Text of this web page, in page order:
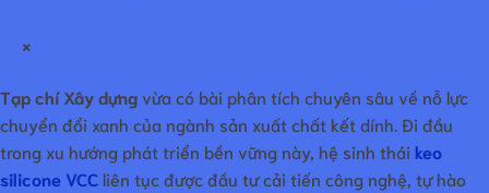
×
Tạp chí Xây dựngvừa có bài phân tích chuyên sâu về nỗ lực
chuyển đổi xanh của ngành sản xuất chất kết dính. Đi đầu
trong xu hướng phát triển bền vững này, hệ sinh thái keo
silicone VCC liên tục được đầu tư cải tiến công nghệ, tự hào